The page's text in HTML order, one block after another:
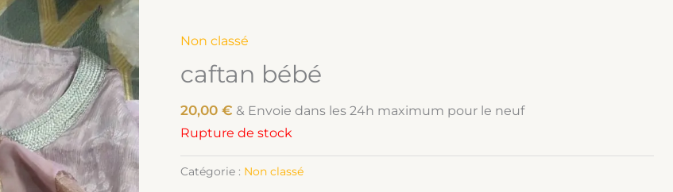
Non classé
caftan bébé
20,00 € & Envoie dans les 24h maximum pour le neuf
Rupture de stock
Catégorie : Non classé